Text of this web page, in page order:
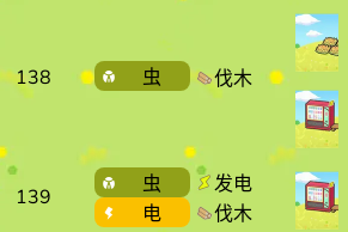
138 虫 伐木
139
虫
电
发电
伐木